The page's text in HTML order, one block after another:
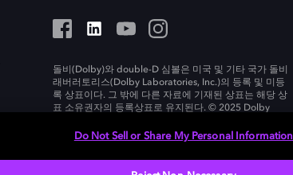
돌비(Dolby)와 double-D 심볼은 미국 및 기타 국가 돌비
래버러토리스(Dolby Laboratories, Inc.)의 등록 및 미등
록 상표이다. 그 밖에 다른 자료에 기재된 상표는 해당 상
표 소유권자의 등록상표로 유지된다. © 2025 Dolby
Do Not Sell or Share My Personal Information